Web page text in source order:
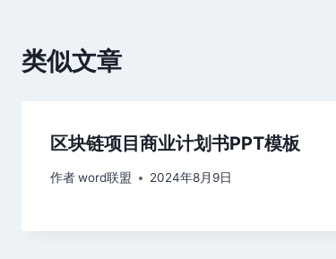
类似文章
区块链项目商业计划书PPT模板
作者word联盟 2024年8月9日